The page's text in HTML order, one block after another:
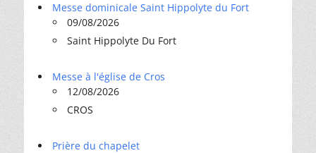
Messe dominicale Saint Hippolyte du Fort
09/08/2026
Saint Hippolyte Du Fort
Messe à l'église de Cros
12/08/2026
CROS
Prière du chapelet